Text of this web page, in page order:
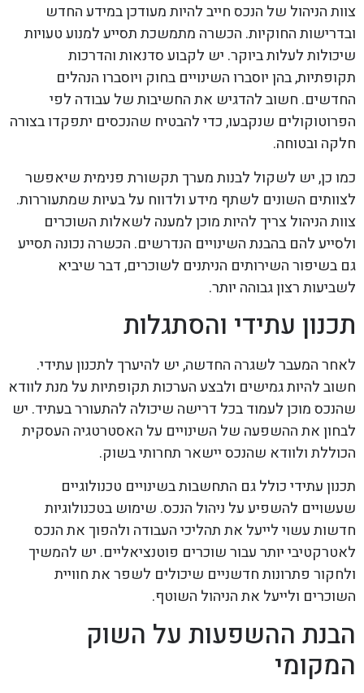
צוות הניהול של הנכס חייב להיות מעודכן במידע החדש
ובדרישות החוקיות. הכשרה מתמשכת תסייע למנוע טעויות
שיכולות לעלות ביוקר. יש לקבוע סדנאות והדרכות
תקופתיות, בהן יוסברו השינויים בחוק ויוסברו הנהלים
החדשים. חשוב להדגיש את החשיבות של עבודה לפי
הפרוטוקולים שנקבעו, כדי להבטיח שהנכסים יתפקדו בצורה
חלקה ובטוחה.
כמו כן, יש לשקול לבנות מערך תקשורת פנימית שיאפשר
לצוותים השונים לשתף מידע ולדווח על בעיות שמתעוררות.
צוות הניהול צריך להיות מוכן למענה לשאלות השוכרים
ולסייע להם בהבנת השינויים הנדרשים. הכשרה נכונה תסייע
גם בשיפור השירותים הניתנים לשוכרים, דבר שיביא
לשביעות רצון גבוהה יותר.
תכנון עתידי והסתגלות
לאחר המעבר לשגרה החדשה, יש להיערך לתכנון עתידי.
חשוב להיות גמישים ולבצע הערכות תקופתיות על מנת לוודא
שהנכס מוכן לעמוד בכל דרישה שיכולה להתעורר בעתיד. יש
לבחון את ההשפעה של השינויים על האסטרטגיה העסקית
הכוללת ולוודא שהנכס יישאר תחרותי בשוק.
תכנון עתידי כולל גם התחשבות בשינויים טכנולוגיים
שעשויים להשפיע על ניהול הנכס. שימוש בטכנולוגיות
חדשות עשוי לייעל את תהליכי העבודה ולהפוך את הנכס
לאטרקטיבי יותר עבור שוכרים פוטנציאליים. יש להמשיך
ולחקור פתרונות חדשניים שיכולים לשפר את חוויית
השוכרים ולייעל את הניהול השוטף.
הבנת ההשפעות על השוק
המקומי